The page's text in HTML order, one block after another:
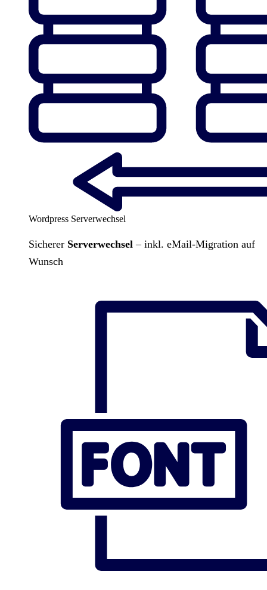
Wordpress Serverwechsel
Sicherer Serverwechsel – inkl. eMail-Migration auf
Wunsch